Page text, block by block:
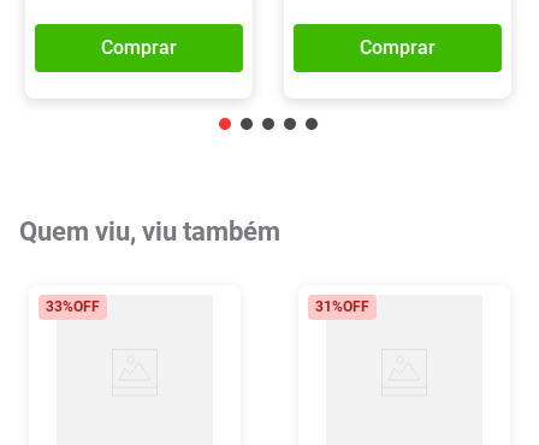
Comprar Comprar
Quem viu, viu também
33%OFF 31%OFF